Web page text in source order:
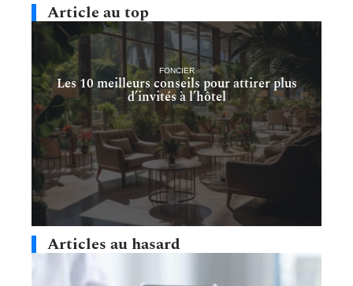
Article au top
FONCIER
Les 10 meilleurs conseils pour attirer plus
d’invités à l’hôtel
Articles au hasard